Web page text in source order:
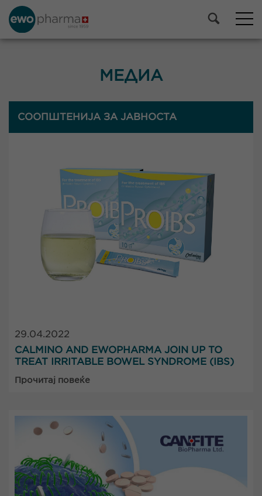
МЕДИА
СООПШТЕНИЈА ЗА ЈАВНОСТА
29.04.2022
CALMINO AND EWOPHARMA JOIN UP TO
TREAT IRRITABLE BOWEL SYNDROME (IBS)
Прочитај повеќе